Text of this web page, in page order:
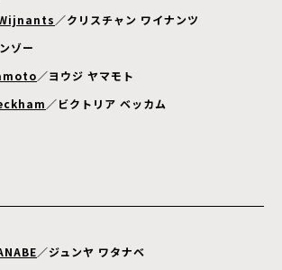
／クリスチャン ワイナンツ
ゾー
／ヨウジ ヤマモト
／ビクトリア ベッカム
／ジュンヤ ワタナベ